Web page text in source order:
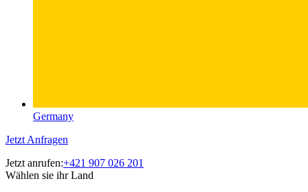
Germany
Jetzt Anfragen
Jetzt anrufen:+421 907 026 201
Wählen sie ihr Land